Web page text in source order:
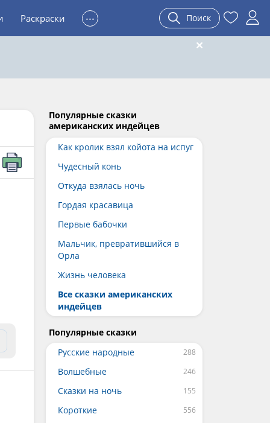
Раскраски ... Поиск
Популярные сказки
американских индейцев
Как кролик взял койота на испуг
Чудесный конь
Откуда взялась ночь
Гордая красавица
Первые бабочки
Мальчик, превратившийся в
Орла
Жизнь человека
Все сказки американских
индейцев
Популярные сказки
Русские народные
Волшебные
Сказки на ночь
Короткие